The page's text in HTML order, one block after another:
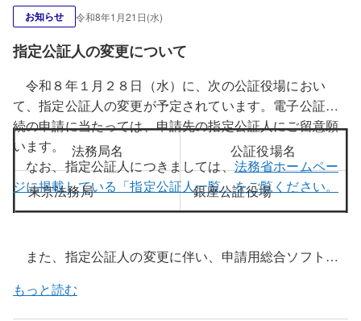
お知らせ 令和8年1月21日(水)
指定公証人の変更について
令和８年１月２８日（水）に、次の公証役場におい
て、指定公証人の変更が予定されています。電子公証手
続の申請に当たっては、申請先の指定公証人にご留意願
います。
なお、指定公証人につきましては、法務省ホームペー
ジに掲載している「指定公証人一覧」をご覧ください。
法務局名 公証役場名
東京法務局 銀座公証役場
また、指定公証人の変更に伴い、申請用総合ソフトの
８日（水）午前８時３０分以降に申請用総合ソフトを起
動すると、上記公証役場における指定公証人の変更情報
もっと読む